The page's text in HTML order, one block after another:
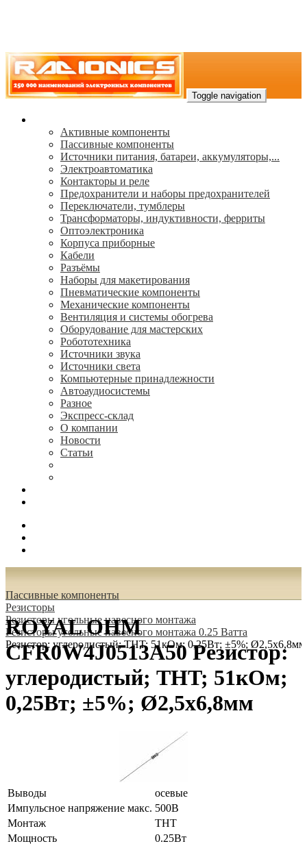
Toggle navigation
Активные компоненты
Пассивные компоненты
Источники питания, батареи, аккумуляторы,...
Электроавтоматика
Контакторы и реле
Предохранители и наборы предохранителей
Переключатели, тумблеры
Трансформаторы, индуктивности, ферриты
Oптоэлектроника
Корпуса приборные
Кабели
Разъёмы
Наборы для макетирования
Пневматические компоненты
Механические компоненты
Вентиляция и системы обогрева
Оборудование для мастерских
Робототехника
Источники звука
Источники света
Компьютерные принадлежности
Автоаудиосистемы
Разное
Экспресс-склад
О компании
Новости
Статьи
Пассивные компоненты
Резисторы
Резисторы угольные навесного монтажа
Резисторы угольные навесного монтажа 0.25 Ватта
Резистор: углеродистый; THT; 51кОм; 0,25Вт; ±5%; Ø2,5x6,8мм
ROYAL OHM
CFR0W4J0513A50 Резистор:
углеродистый; THT; 51кОм;
0,25Вт; ±5%; Ø2,5x6,8мм
Выводы
осевые
Импульсное напряжение макс. 500В
Монтаж
THT
Мощность
0.25Вт